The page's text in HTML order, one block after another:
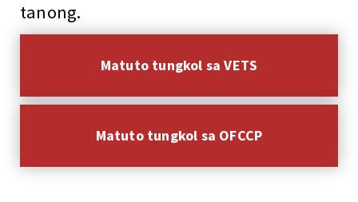
tanong.
Matuto tungkol sa VETS
Matuto tungkol sa OFCCP